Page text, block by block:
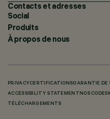
Contacts et adresses
Social
Produits
À propos de nous
PRIVACY CERTIFICATIONSGARANTIE DE
ACCESSIBILITY STATEMENT NOS CODES
TÉLÉCHARGEMENTS